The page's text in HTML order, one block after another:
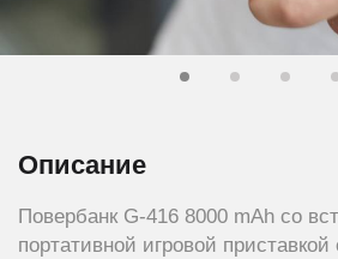
Описание
Повербанк G-416 8000 mAh со
портативной игровой приставкой